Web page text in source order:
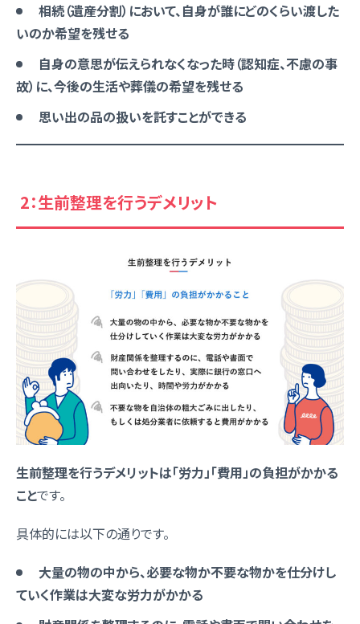
相続（遺産分割）において、自身が誰にどのくらい渡した
いのか希望を残せる
自身の意思が伝えられなくなった時（認知症、不慮の事
故）に、今後の生活や葬儀の希望を残せる
思い出の品の扱いを託すことができる
2：生前整理を行うデメリット
生前整理を行うデメリットは「労力」「費用」の負担がかかる
ことです。
具体的には以下の通りです。
大量の物の中から、必要な物か不要な物かを仕分けし
ていく作業は大変な労力がかかる